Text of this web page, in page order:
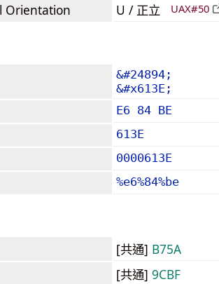
Orientation U / 正立 UAX#50
&#24894;
&#x613E;
E6 84 BE
613E
0000613E
%e6%84%be
[共通] B75A
[共通] 9CBF